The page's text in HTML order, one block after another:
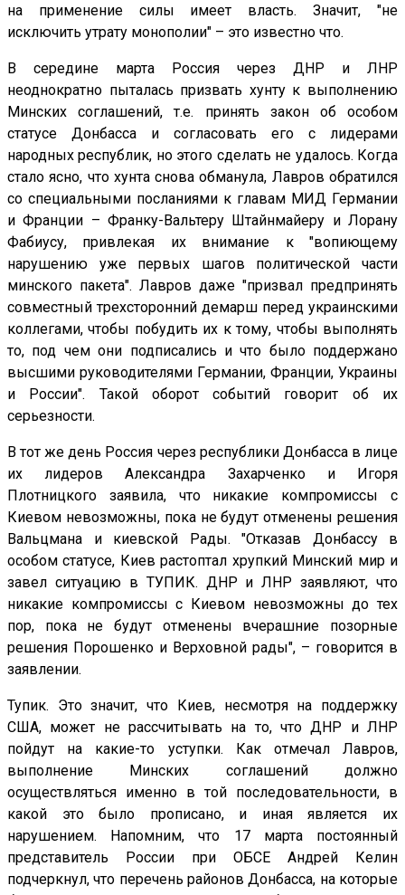
на применение силы имеет власть. Значит, "не
исключить утрату монополии" – это известно что.
В середине марта Россия через ДНР и ЛНР
неоднократно пыталась призвать хунту к выполнению
Минских соглашений, т.е. принять закон об особом
статусе Донбасса и согласовать его с лидерами
народных республик, но этого сделать не удалось. Когда
стало ясно, что хунта снова обманула, Лавров обратился
со специальными посланиями к главам МИД Германии
и Франции – Франку-Вальтеру Штайнмайеру и Лорану
Фабиусу, привлекая их внимание к "вопиющему
нарушению уже первых шагов политической части
минского пакета". Лавров даже "призвал предпринять
совместный трехсторонний демарш перед украинскими
коллегами, чтобы побудить их к тому, чтобы выполнять
то, под чем они подписались и что было поддержано
высшими руководителями Германии, Франции, Украины
и России". Такой оборот событий говорит об их
серьезности.
В тот же день Россия через республики Донбасса в лице
их лидеров Александра Захарченко и Игоря
Плотницкого заявила, что никакие компромиссы с
Киевом невозможны, пока не будут отменены решения
Вальцмана и киевской Рады. "Отказав Донбассу в
особом статусе, Киев растоптал хрупкий Минский мир и
завел ситуацию в ТУПИК. ДНР и ЛНР заявляют, что
никакие компромиссы с Киевом невозможны до тех
пор, пока не будут отменены вчерашние позорные
решения Порошенко и Верховной рады", – говорится в
заявлении.
Тупик. Это значит, что Киев, несмотря на поддержку
США, может не рассчитывать на то, что ДНР и ЛНР
пойдут на какие-то уступки. Как отмечал Лавров,
выполнение Минских соглашений должно
осуществляться именно в той последовательности, в
какой это было прописано, и иная является их
нарушением. Напомним, что 17 марта постоянный
представитель России при ОБСЕ Андрей Келин
подчеркнул, что перечень районов Донбасса, на которые